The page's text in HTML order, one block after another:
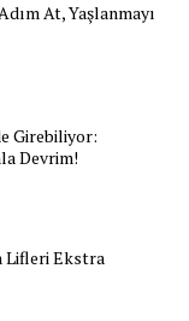
At, Yaşlanmayı
Girebiliyor:
Devrim!
Lifleri Ekstra